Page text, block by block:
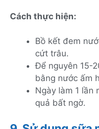
Cách thực hiện:
Bồ kết đem
cứt trâu.
Để nguyên 15-
bằng nước ấm
Ngày làm 1 lần
quả bất ngờ.